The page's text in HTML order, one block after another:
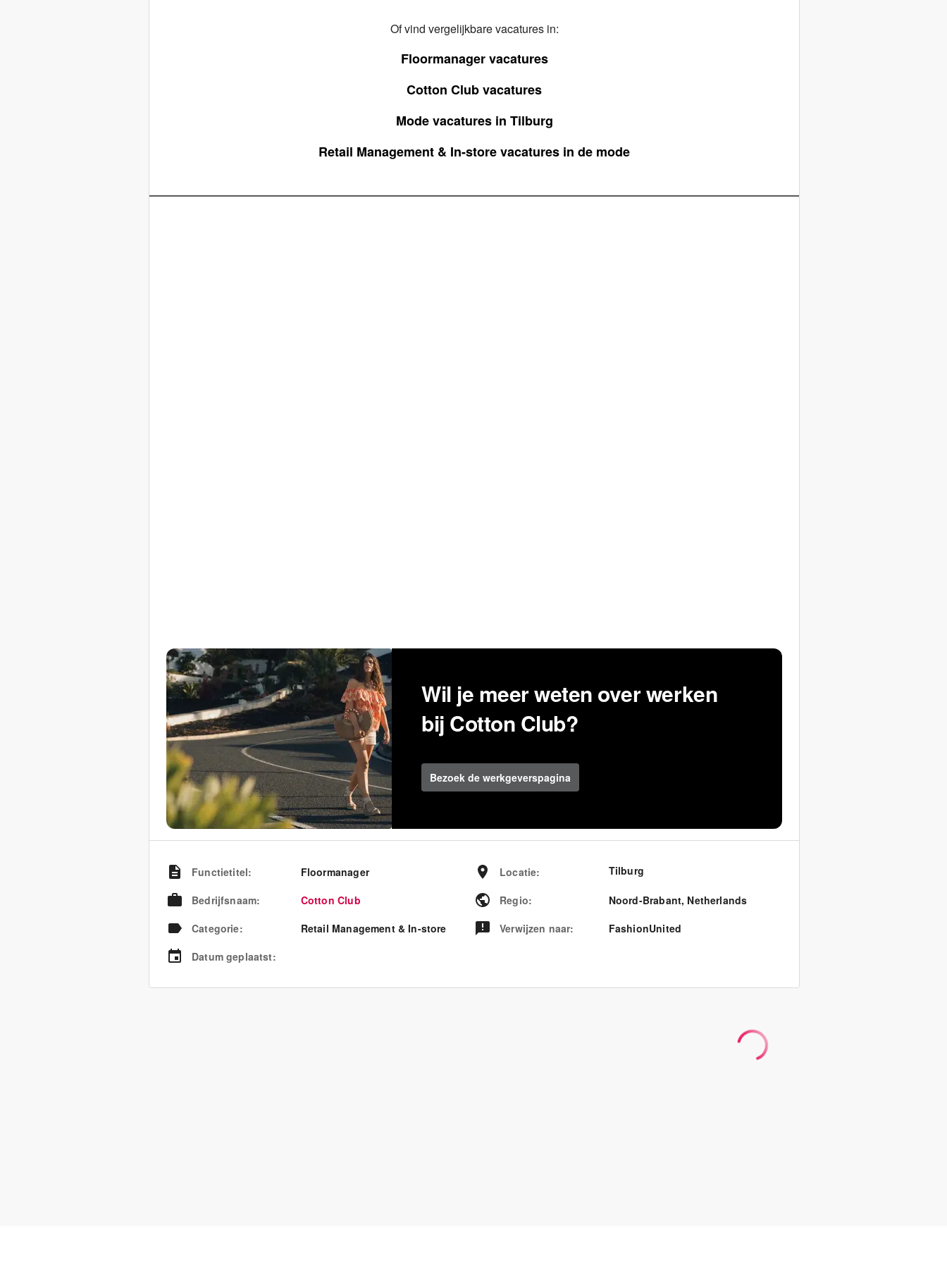
Of vind vergelijkbare vacatures in:
Floormanager vacatures
Cotton Club vacatures
Mode vacatures in Tilburg
Retail Management & In-store vacatures in de mode
Wil je meer weten over werken
bij Cotton Club?
Bezoek de werkgeverspagina
Functietitel:
Floormanager
Bedrijfsnaam:
Cotton Club
Categorie:
Retail Management & In-store
Datum geplaatst:
Locatie: Tilburg
Regio: Noord-Brabant, Netherlands
Verwijzen naar: FashionUnited